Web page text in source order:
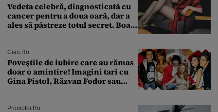
Vedeta celebră, diagnosticată cu
cancer pentru a doua oară, dar a
ales să păstreze totul secret. Boala
Ciao.ro
Poveştile de iubire care au rămas
doar o amintire! Imagini tari cu
Gina Pistol, Răzvan Fodor sau
Promotor.ro